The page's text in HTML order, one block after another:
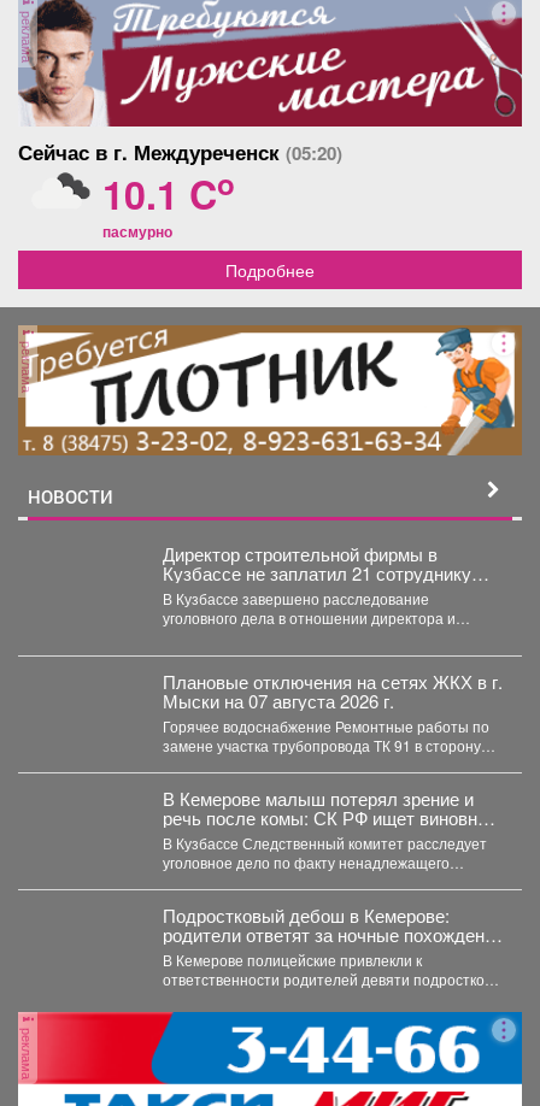
реклама
Сейчас в г. Междуреченск (05:20)
10.1 Co
пасмурно
Подробнее
реклама
НОВОСТИ
Директор строительной фирмы в
Кузбассе не заплатил 21 сотруднику
деньги
В Кузбассе завершено расследование
уголовного дела в отношении директора и
Плановые отключения на сетях ЖКХ в г.
Мыски на 07 августа 2026 г.
Горячее водоснабжение Ремонтные работы по
замене участка трубопровода ТК 91 в сторону
В Кемерове малыш потерял зрение и
речь после комы: СК РФ ищет виновных
в искалеченном детстве
В Кузбассе Следственный комитет расследует
уголовное дело по факту ненадлежащего
Подростковый дебош в Кемерове:
родители ответят за ночные похождения
детей
В Кемерове полицейские привлекли к
ответственности родителей девяти подростков.
реклама